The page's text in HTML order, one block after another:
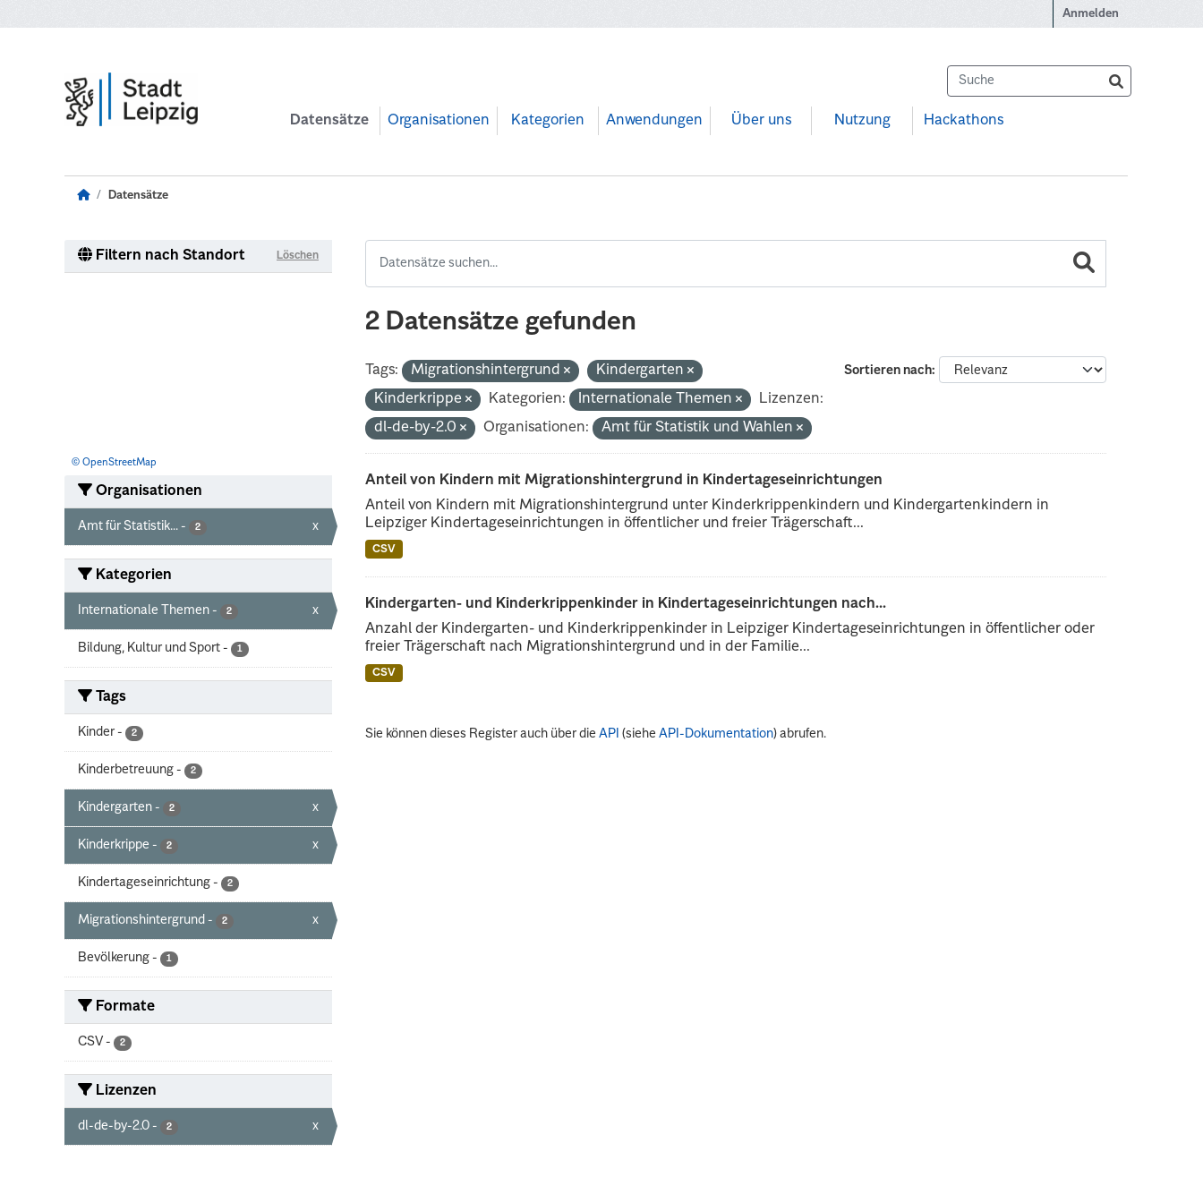
Anmelden
Datensätze Organisationen Kategorien Anwendungen Über uns Nutzung Hackathons
Datensätze
Filtern nach Standort Löschen
© OpenStreetMap
Organisationen
Amt für Statistik... - 2 x
Kategorien
Internationale Themen - 2 x
Bildung, Kultur und Sport - 1
Tags
Kinder - 2
Kinderbetreuung - 2
Kindergarten - 2 x
Kinderkrippe - 2 x
Kindertageseinrichtung - 2
Migrationshintergrund - 2 x
Bevölkerung - 1
Formate
CSV - 2
Lizenzen
dl-de-by-2.0 - 2 x
2 Datensätze gefunden
Sortieren nach
Tags: Migrationshintergrund
Kindergarten
Kinderkrippe
Kategorien: Internationale Themen
Lizenzen:
dl-de-by-2.0
Organisationen: Amt für Statistik und Wahlen
Anteil von Kindern mit Migrationshintergrund in Kindertageseinrichtungen
Anteil von Kindern mit Migrationshintergrund unter Kinderkrippenkindern und Kindergartenkindern in
Leipziger Kindertageseinrichtungen in öffentlicher und freier Trägerschaft...
CSV
Kindergarten- und Kinderkrippenkinder in Kindertageseinrichtungen nach...
Anzahl der Kindergarten- und Kinderkrippenkinder in Leipziger Kindertageseinrichtungen in öffentlicher oder
freier Trägerschaft nach Migrationshintergrund und in der Familie...
CSV
Sie können dieses Register auch über dieAPI (sieheAPI-Dokumentation) abrufen.